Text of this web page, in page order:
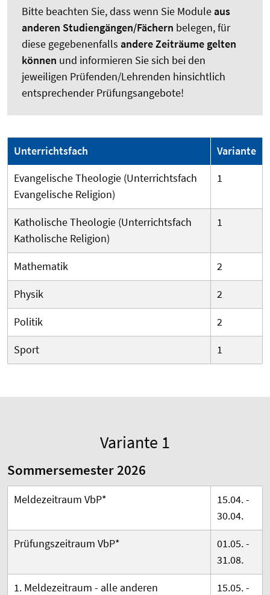
Bitte beachten Sie, dass wenn Sie Moduleaus
anderen Studiengängen/Fächern belegen, für
diese gegebenenfalls andere Zeiträume gelten
können und informieren Sie sich bei den
jeweiligen Prüfenden/Lehrenden hinsichtlich
entsprechender Prüfungsangebote!
Unterrichtsfach
Variante
Evangelische Theologie (Unterrichtsfach
Evangelische Religion)
1
Katholische Theologie (Unterrichtsfach
Katholische Religion)
1
Mathematik
2
Physik
2
Politik
2
Sport
1
Variante 1
Sommersemester 2026
Meldezeitraum VbP*
15.04. -
30.04.
Prüfungszeitraum VbP*
01.05. -
31.08.
1. Meldezeitraum - alle anderen
15.05. -